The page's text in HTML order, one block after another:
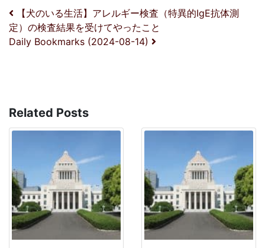
投稿ナビゲーション
【犬のいる生活】アレルギー検査（特異的IgE抗体測
定）の検査結果を受けてやったこと
Daily Bookmarks (2024-08-14)
Related Posts